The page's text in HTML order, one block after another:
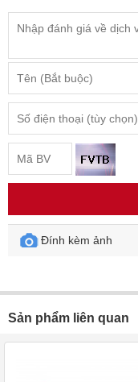
Đính kèm ảnh
Sản phẩm liên quan